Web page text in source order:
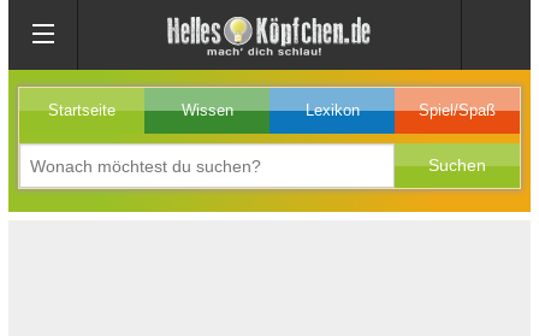
Startseite Wissen Lexikon Spiel/Spaß